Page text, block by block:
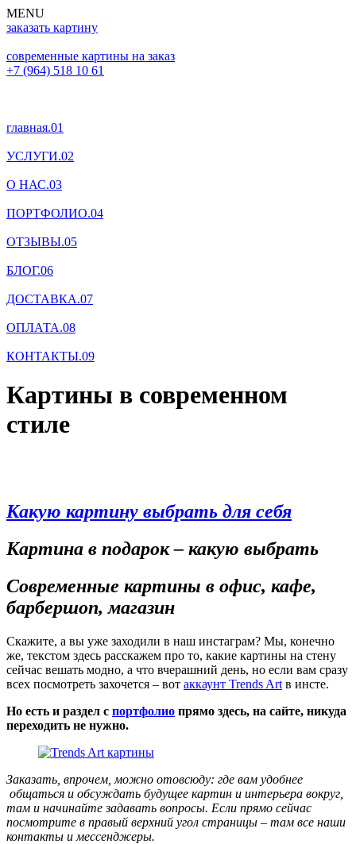
MENU
заказать картину
современные картины на заказ
+7 (964) 518 10 61
главная.01
УСЛУГИ.02
О НАС.03
ПОРТФОЛИО.04
ОТЗЫВЫ.05
БЛОГ.06
ДОСТАВКА.07
ОПЛАТА.08
КОНТАКТЫ.09
Картины в современном
стиле
Какую картину выбрать для себя
Картина в подарок – какую выбрать
Современные картины в офис, кафе,
барбершоп, магазин
Скажите, а вы уже заходили в наш инстаграм? Мы, конечно
же, текстом здесь расскажем про то, какие картины на стену
сейчас вешать модно, а что вчерашний день, но если вам сразу
всех посмотреть захочется – вот аккаунт Trends Art в инсте.
Но есть и раздел с портфолио прямо здесь, на сайте, никуда
переходить не нужно.
Заказать, впрочем, можно отовсюду: где вам удобнее
общаться и обсуждать будущее картин и интерьера вокруг,
там и начинайте задавать вопросы. Если прямо сейчас
посмотрите в правый верхний угол страницы – там все наши
контакты и мессенджеры.